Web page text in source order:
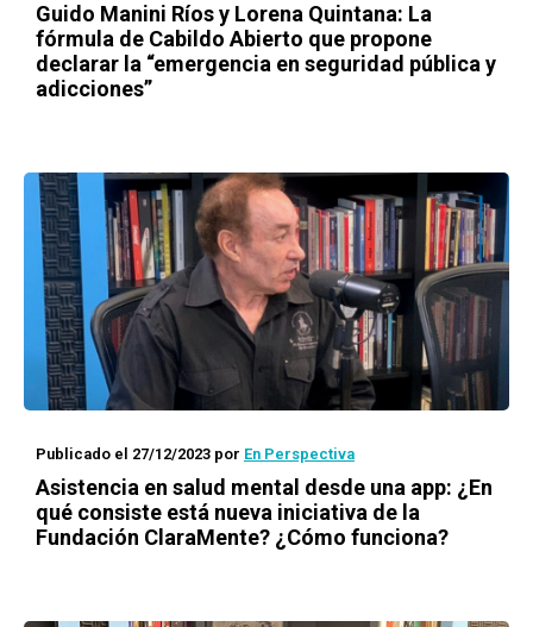
Guido Manini Ríos y Lorena Quintana: La
fórmula de Cabildo Abierto que propone
declarar la “emergencia en seguridad pública y
adicciones”
Publicado el 27/12/2023 por En Perspectiva
Asistencia en salud mental desde una app: ¿En
qué consiste está nueva iniciativa de la
Fundación ClaraMente? ¿Cómo funciona?